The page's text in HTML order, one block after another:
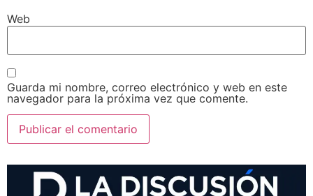
Web
Guarda mi nombre, correo electrónico y web en este
navegador para la próxima vez que comente.